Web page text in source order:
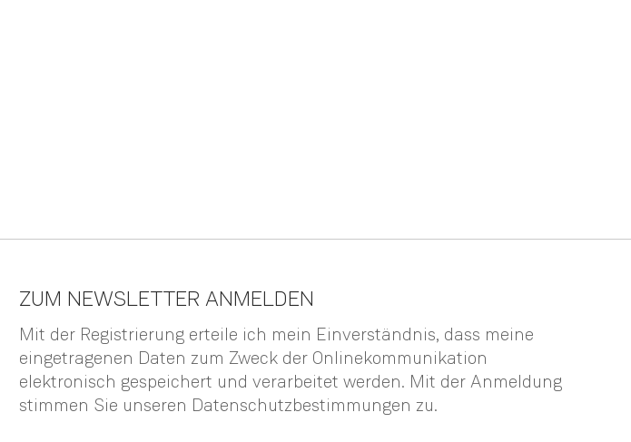
ZUM NEWSLETTER ANMELDEN
Mit der Registrierung erteile ich mein Einverständnis, dass meine
eingetragenen Daten zum Zweck der Onlinekommunikation
elektronisch gespeichert und verarbeitet werden. Mit der Anmeldung
stimmen Sie unseren Datenschutzbestimmungen zu.